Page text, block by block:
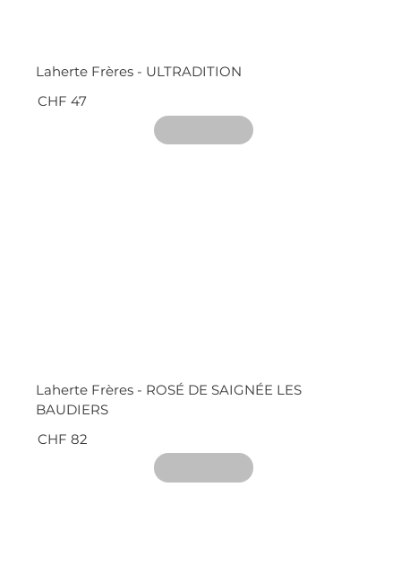
Laherte Frères - ULTRADITION
CHF 47
Laherte Frères - ROSÉ DE SAIGNÉE LES
BAUDIERS
CHF 82